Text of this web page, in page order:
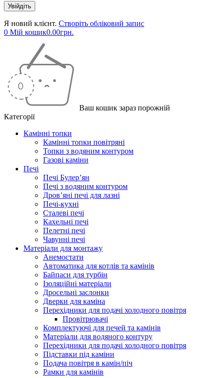
Я новий клієнт. Створіть обліковий запис
0 Мій кошик0.00грн.
Ваш кошик зараз порожній
Категорії
Камінні топки
Камінні топки повітряні
Топки з водяним контуром
Газові каміни
Печі
Печі Булер’ян
Печі з водяним контуром
Дров’яні печі для лазні
Печі-кухні
Сталеві печі
Кахельні печі
Пелетні печі
Чавунні печі
Матеріали для монтажу
Анемостати
Автоматика для котлів та камінів
Байпаси для турбін
Ізоляційні матеріали
Дросельні заслонки
Дверки для каміна
Перехідники для подачі холодного повітря
Провітрювачі
Комплектуючі для печей та камінів
Матеріали для водяного контуру
Перехідники для подачі холодного повітря
Підставки під каміни
Подача повітря в камін/піч
Рамки для камінів